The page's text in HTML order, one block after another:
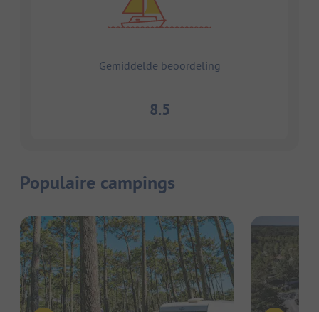
Gemiddelde beoordeling
8.5
Populaire campings